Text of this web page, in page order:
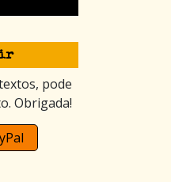
pode
Obrigada!